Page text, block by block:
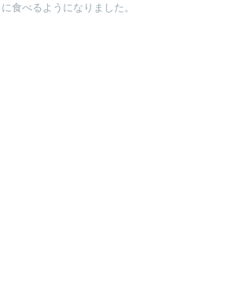
に食べるようになりました。